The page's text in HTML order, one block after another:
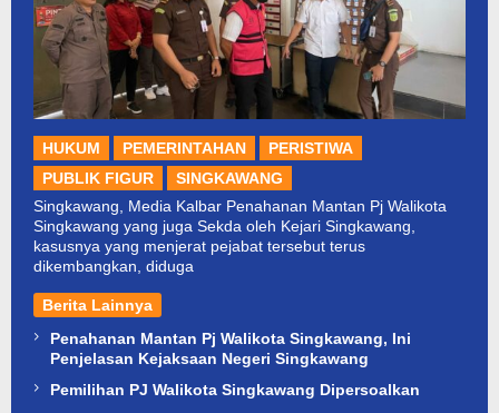
HUKUM PEMERINTAHAN
PERISTIWA
PUBLIK FIGUR
SINGKAWANG
Singkawang, Media Kalbar Penahanan Mantan Pj Walikota
Singkawang yang juga Sekda oleh Kejari Singkawang,
kasusnya yang menjerat pejabat tersebut terus
dikembangkan, diduga
Berita Lainnya
Penahanan Mantan Pj Walikota Singkawang, Ini
Penjelasan Kejaksaan Negeri Singkawang
Pemilihan PJ Walikota Singkawang Dipersoalkan